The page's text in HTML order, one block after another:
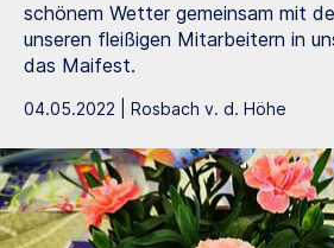
schönem Wetter gemeinsam mit
unseren fleißigen Mitarbeitern in
das Maifest.
04.05.2022 | Rosbach v. d. Höhe